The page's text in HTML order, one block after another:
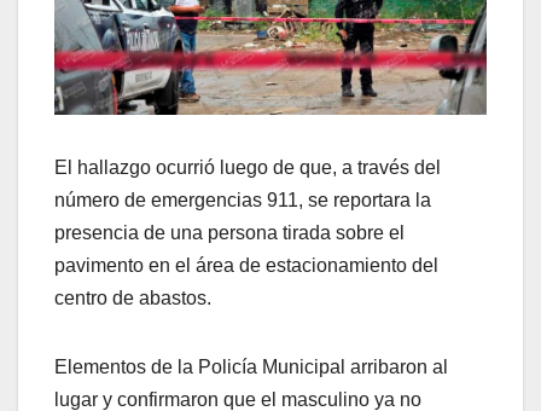
El hallazgo ocurrió luego de que, a través del
número de emergencias 911, se reportara la
presencia de una persona tirada sobre el
pavimento en el área de estacionamiento del
centro de abastos.
Elementos de la Policía Municipal arribaron al
lugar y confirmaron que el masculino ya no